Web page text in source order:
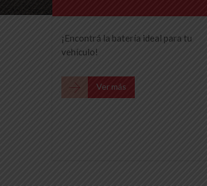
¡Encontrá la batería ideal para tu
vehículo!
 Ver más